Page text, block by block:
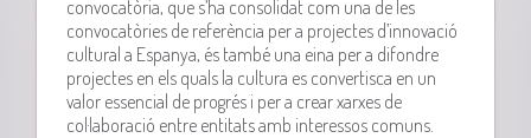
convocatòria, que s’ha consolidat com una de les
convocatòries de referència per a projectes d’innovació
cultural a Espanya, és també una eina per a difondre
projectes en els quals la cultura es convertisca en un
valor essencial de progrés i per a crear xarxes de
col·laboració entre entitats amb interessos comuns.